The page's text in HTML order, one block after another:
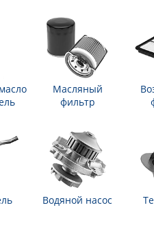
Масляный
фильтр
Водяной насос